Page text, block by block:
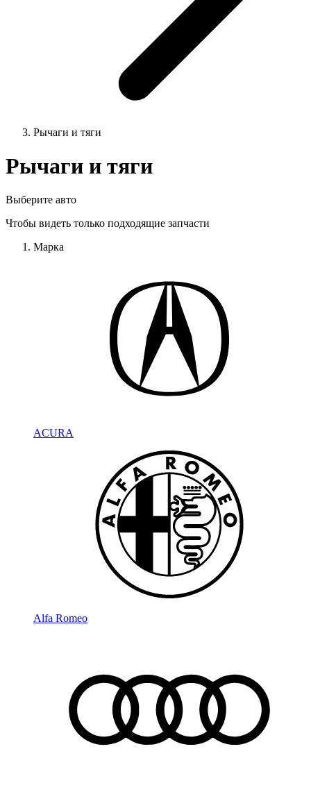
Рычаги и тяги
Рычаги и тяги
Выберите авто
Чтобы видеть только подходящие запчасти
Марка
ACURA
Alfa Romeo